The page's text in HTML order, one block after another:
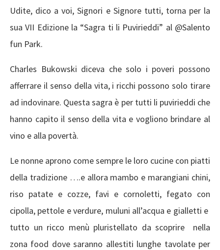
Udite, dico a voi, Signori e Signore tutti, torna per la
sua VII Edizione la “Sagra ti li Puvirieddi” al @Salento
fun Park.
Charles Bukowski diceva che solo i poveri possono
afferrare il senso della vita, i ricchi possono solo tirare
ad indovinare. Questa sagra è per tutti li puvirieddi che
hanno capito il senso della vita e vogliono brindare al
vino e alla povertà.
Le nonne aprono come sempre le loro cucine con piatti
della tradizione ….e allora mambo e marangiani chini,
riso patate e cozze, favi e cornoletti, fegato con
cipolla, pettole e verdure, muluni all’acqua e gialletti e
tutto un ricco menù pluristellato da scoprire nella
zona food dove saranno allestiti lunghe tavolate per